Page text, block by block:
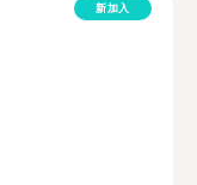
新加入